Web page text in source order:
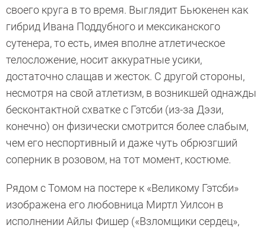
своего круга в то время. Выглядит Бьюкенен как
гибрид Ивана Поддубного и мексиканского
сутенера, то есть, имея вполне атлетическое
телосложение, носит аккуратные усики,
достаточно слащав и жесток. С другой стороны,
несмотря на свой атлетизм, в возникшей однажды
бесконтактной схватке с Гэтсби (из-за Дэзи,
конечно) он физически смотрится более слабым,
чем его неспортивный и даже чуть обрюзгший
соперник в розовом, на тот момент, костюме.
Рядом с Томом на постере к «Великому Гэтсби»
изображена его любовница Миртл Уилсон в
исполнении Айлы Фишер («Взломщики сердец»,